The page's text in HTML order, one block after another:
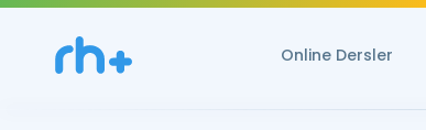
Online Dersler